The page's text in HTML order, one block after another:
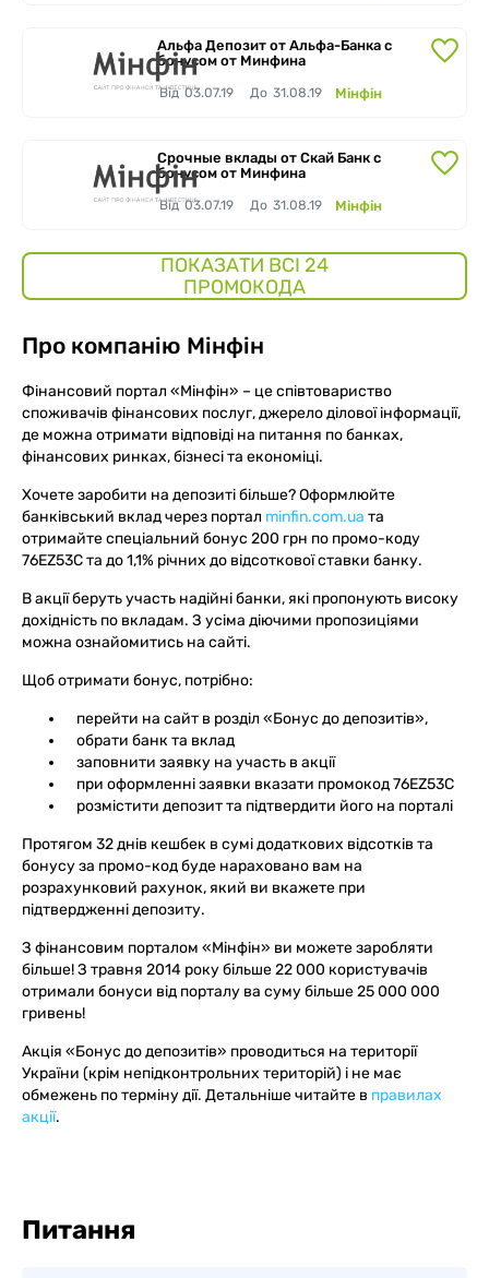
Альфа Депозит от Альфа-Банка с
бонусом от Минфина
Від 03.07.19 До 31.08.19 Мінфін
Срочные вклады от Скай Банк с
бонусом от Минфина
Від 03.07.19 До 31.08.19 Мінфін
ПОКАЗАТИ ВСІ 24
ПРОМОКОДА
Про компанію Мінфін
Фінансовий портал «Мінфін» – це співтовариство
споживачів фінансових послуг, джерело ділової інформації,
де можна отримати відповіді на питання по банках,
фінансових ринках, бізнесі та економіці.
Хочете заробити на депозиті більше? Оформлюйте
банківський вклад через портал minfin.com.ua та
отримайте спеціальний бонус 200 грн по промо-коду
76EZ53C та до 1,1% річних до відсоткової ставки банку.
В акції беруть участь надійні банки, які пропонують високу
дохідність по вкладам. З усіма діючими пропозиціями
можна ознайомитись на сайті.
Щоб отримати бонус, потрібно:
перейти на сайт в розділ «Бонус до депозитів»,
обрати банк та вклад
заповнити заявку на участь в акції
при оформленні заявки вказати промокод 76EZ53C
розмістити депозит та підтвердити його на порталі
Протягом 32 днів кешбек в сумі додаткових відсотків та
бонусу за промо-код буде нараховано вам на
розрахунковий рахунок, який ви вкажете при
підтвердженні депозиту.
З фінансовим порталом «Мінфін» ви можете заробляти
більше! З травня 2014 року більше 22 000 користувачів
отримали бонуси від порталу ва суму більше 25 000 000
гривень!
Акція «Бонус до депозитів» проводиться на території
України (крім непідконтрольних територій) і не має
обмежень по терміну дії. Детальніше читайте в правилах
акції.
Питання